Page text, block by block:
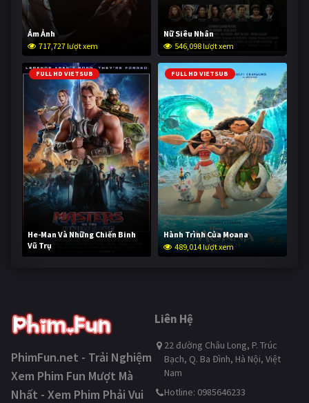
Ám Ảnh
717,727 lượt xem
Nữ Siêu Nhân
546,098 lượt xem
FULL HD VIETSUB
He-Man Và Những Chiến Binh
Vũ Trụ
237,555 lượt xem
FULL HD VIETSUB
Hành Trình Của Moana
489,014 lượt xem
PhimFun.net - Trải Nghiệm
Xem Phim Fun Mượt Mà
Nhất - Xem Phim Phải Vui
Liên Hệ
22 đường Châu Long, P. Trúc
Bạch, Q. Ba Đình, Hà Nội, Việt
Nam
Hotline: 0985646233